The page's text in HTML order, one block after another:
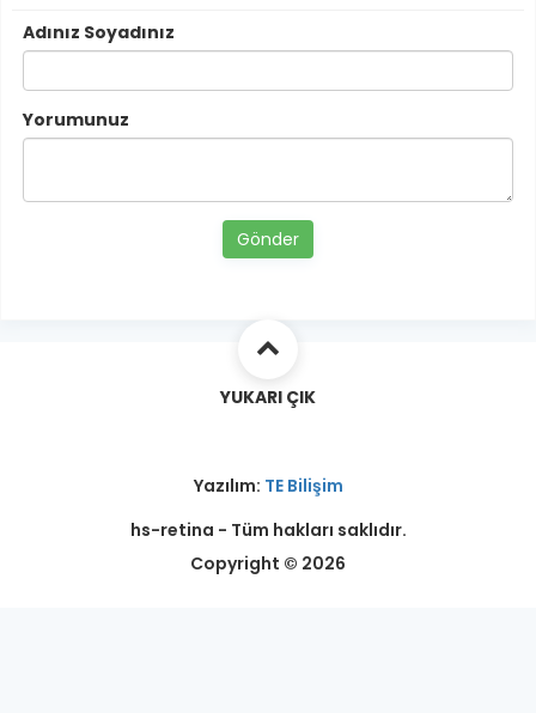
Adınız Soyadınız
Yorumunuz
Gönder
YUKARI ÇIK
Yazılım: TE Bilişim
hs-retina - Tüm hakları saklıdır.
Copyright © 2026